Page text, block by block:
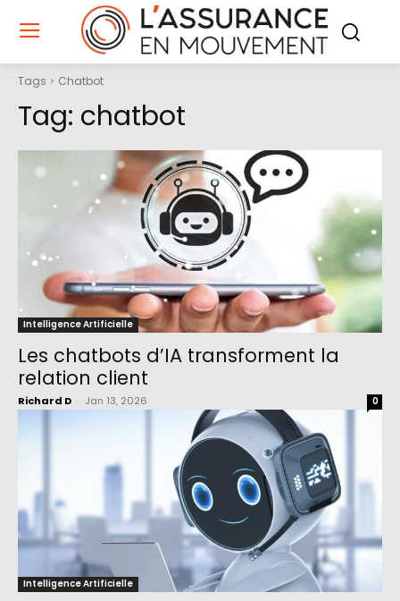
Tags Chatbot
Tag: chatbot
Intelligence Artificielle
Les chatbots d’IA transforment la
relation client
Richard D Jan 13, 2026 0
Intelligence Artificielle